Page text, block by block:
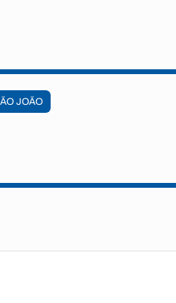
JOÃO